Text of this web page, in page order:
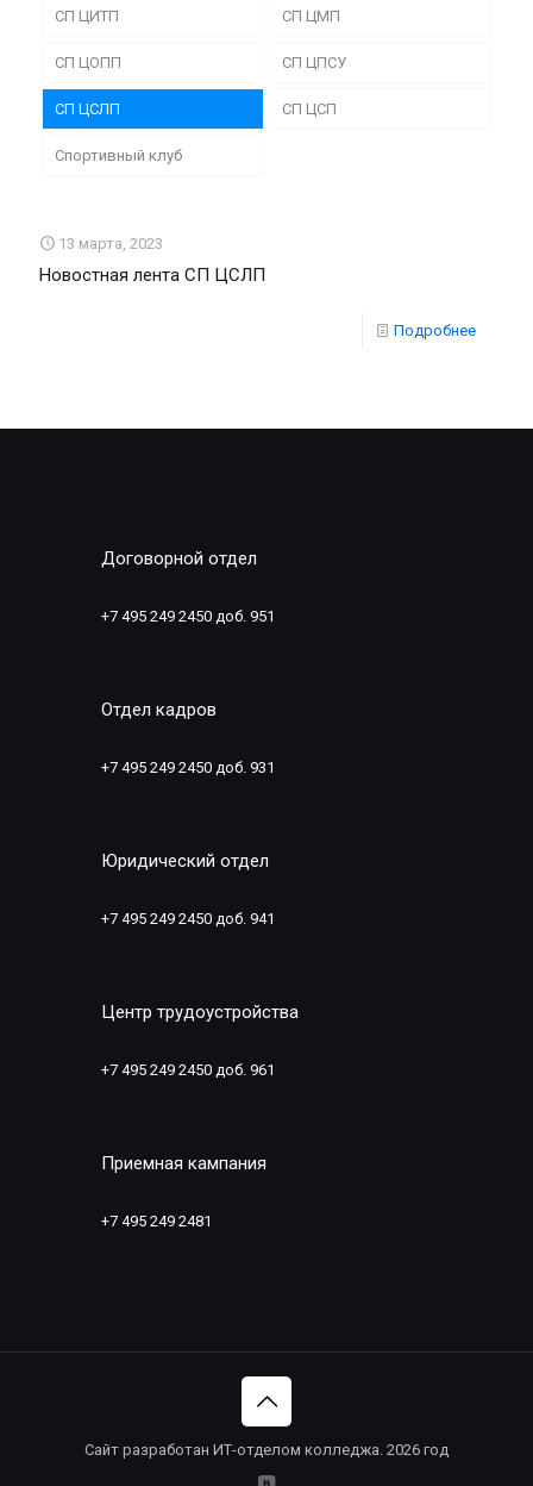
СП ЦИТП СП ЦМП
СП ЦОПП СП ЦПСУ
СП ЦСЛП СП ЦСП
Спортивный клуб
13 марта, 2023
Новостная лента СП ЦСЛП
Подробнее
Договорной отдел
+7 495 249 2450 доб. 951
Отдел кадров
+7 495 249 2450 доб. 931
Юридический отдел
+7 495 249 2450 доб. 941
Центр трудоустройства
+7 495 249 2450 доб. 961
Приемная кампания
+7 495 249 2481
Сайт разработан ИТ-отделом колледжа. 2026 год